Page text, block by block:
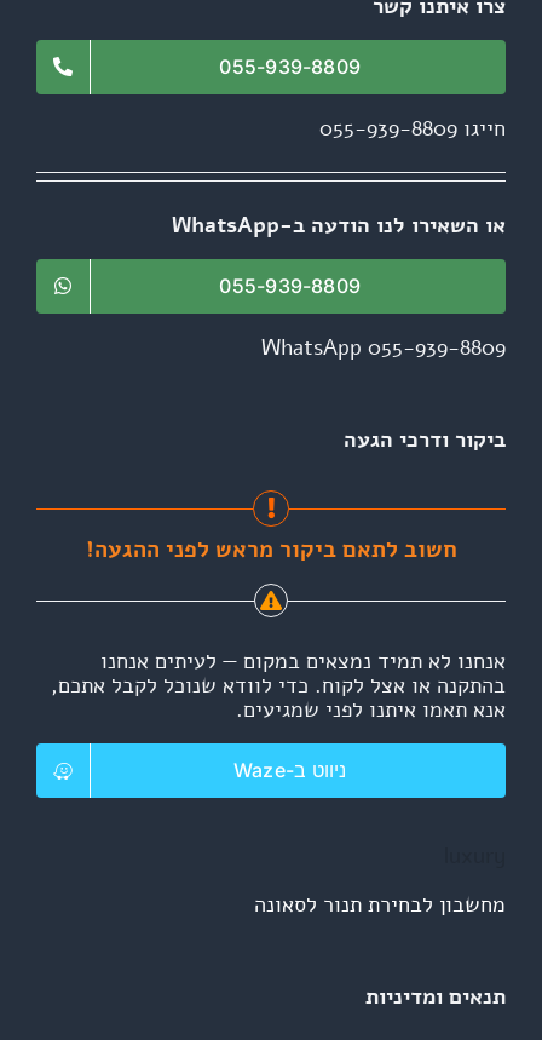
055-939-8809
חייגו 055-939-8809
או השאירו לנו הודעה ב-WhatsApp
055-939-8809
WhatsApp 055-939-8809
ביקור ודרכי הגעה
חשוב לתאם ביקור מראש לפני ההגעה!
אנחנו לא תמיד נמצאים במקום — לעיתים אנחנו
בהתקנה או אצל לקוח. כדי לוודא שנוכל לקבל אתכם,
אנא תאמו איתנו לפני שמגיעים.
ניווט ב-Waze
מחשבון לבחירת תנור לסאונה
תנאים ומדיניות